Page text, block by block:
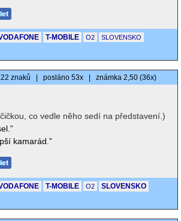
T-MOBILE O2 SLOVENSKO
znaků posláno 53x známka 2,50 (36x)
co vedle něho sedí na představení.)
kamarád.”
T-MOBILE O2
SLOVENSKO